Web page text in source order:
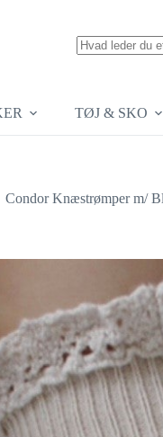
TØJ & SKO
Condor Knæstrømper m/